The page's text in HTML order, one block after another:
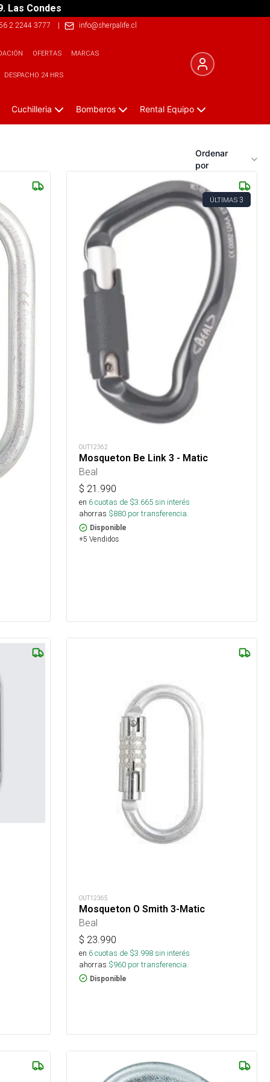
Las Condes
2 2244 3777 | info@sherpalife.cl
OFERTAS MARCAS
DESPACHO 24 HRS
Cuchilleria Bomberos Rental Equipo
Ordenar
por
ÚLTIMAS 3
OUT12362
Mosqueton Be Link 3 - Matic
Beal
$ 21.990
en 6cuotas de $3.665sin interés
ahorras $880 por transferencia.
Disponible
+5 Vendidos
OUT12365
Mosqueton O Smith 3-Matic
Beal
$ 23.990
en 6cuotas de $3.998sin interés
ahorras $960 por transferencia.
Disponible